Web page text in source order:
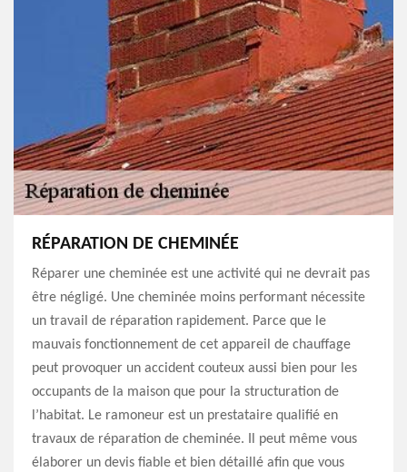
RÉPARATION DE CHEMINÉE
Réparer une cheminée est une activité qui ne devrait pas
être négligé. Une cheminée moins performant nécessite
un travail de réparation rapidement. Parce que le
mauvais fonctionnement de cet appareil de chauffage
peut provoquer un accident couteux aussi bien pour les
occupants de la maison que pour la structuration de
l’habitat. Le ramoneur est un prestataire qualifié en
travaux de réparation de cheminée. Il peut même vous
élaborer un devis fiable et bien détaillé afin que vous